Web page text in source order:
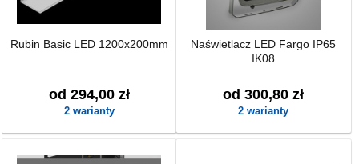
Rubin Basic LED 1200x200mm
od 294,00 zł
2 warianty
Naświetlacz LED Fargo IP65
IK08
od 300,80 zł
2 warianty